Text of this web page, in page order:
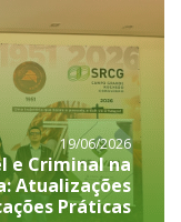
19/06/2026
e Criminal na
Atualizações
Práticas